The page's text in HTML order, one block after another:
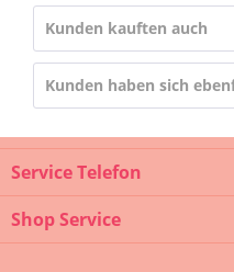
Kunden kauften auch
Kunden haben sich
Service Telefon
Shop Service